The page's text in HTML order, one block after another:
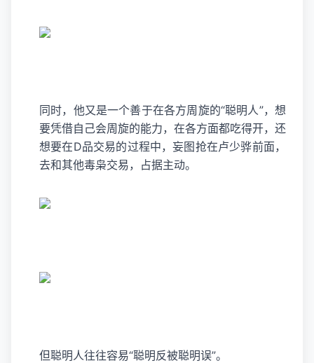
同时，他又是一个善于在各方周旋的“聪明人”，想
要凭借自己会周旋的能力，在各方面都吃得开，还
想要在D品交易的过程中，妄图抢在卢少骅前面，
去和其他毒枭交易，占据主动。
但聪明人往往容易“聪明反被聪明误”。